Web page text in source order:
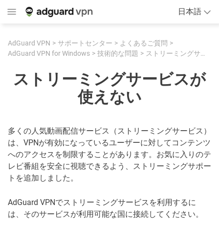
日本語
AdGuard VPN サポートセンター
よくあるご質問
AdGuard VPN for Windows
技術的な問題 ストリーミングサービスが使えない
ストリーミングサービスが
使えない
多くの人気動画配信サービス（ストリーミングサービス）
は、VPNが有効になっているユーザーに対してコンテンツ
へのアクセスを制限することがあります。お気に入りのテ
レビ番組を安全に視聴できるよう、ストリーミングサポー
トを追加しました。
AdGuard VPNでストリーミングサービスを利用するに
は、そのサービスが利用可能な国に接続してください。